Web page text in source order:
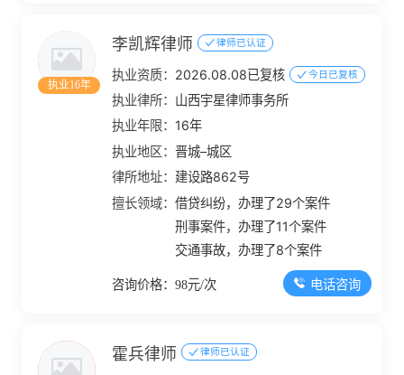
执业16年
李凯辉律师 律师已认证
执业资质： 2026.08.08已复核 今日已复核
执业律所： 山西宇星律师事务所
执业年限： 16年
执业地区：晋城–城区
律所地址： 建设路862号
擅长领域：借贷纠纷，办理了29个案件
刑事案件，办理了11个案件
交通事故，办理了8个案件
咨询价格：98元/次 电话咨询
霍兵律师 律师已认证